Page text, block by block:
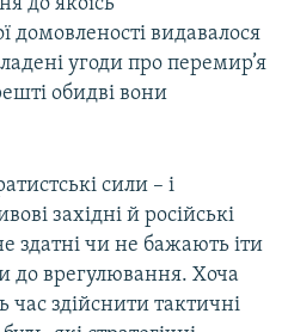
до якоїсь
домовленості видавалося
угоди про перемир’я
обидві вони
сили – і
західні й російські
здатні чи не бажають іти
до врегулювання. Хоча
здійснити тактичні